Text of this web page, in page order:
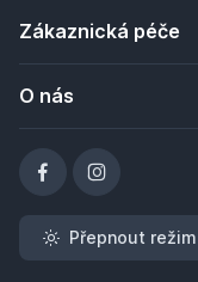
Zákaznická péče
O nás
Přepnout režim